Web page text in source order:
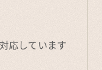
応しています